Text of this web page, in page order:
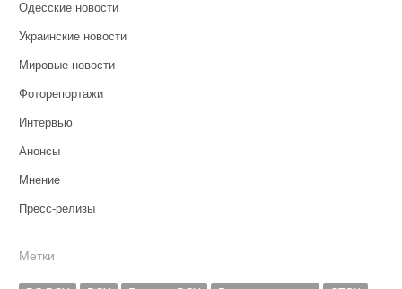
Одесские новости
Украинские новости
Мировые новости
Фоторепортажи
Интервью
Анонсы
Мнение
Пресс-релизы
Метки